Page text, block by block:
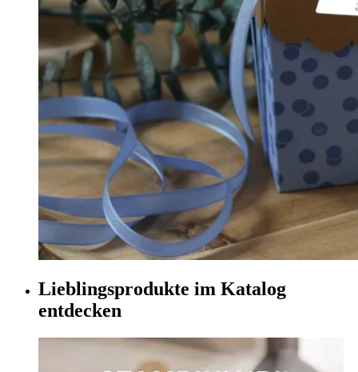
Lieblingsprodukte im Katalog
entdecken